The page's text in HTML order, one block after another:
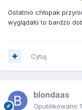
Ostatnio chłopak
wyglądało to bardzo
Cytuj
blondaas
Opublikowano